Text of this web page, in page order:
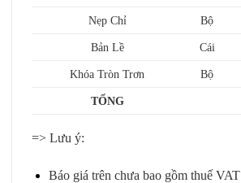
Nẹp Chỉ Bộ
Bản Lề Cái
Khóa Tròn Trơn Bộ
TỔNG
=> Lưu ý:
Báo giá trên chưa bao gồm thuế VAT